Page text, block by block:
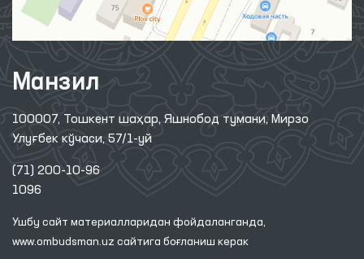
Манзил
100007, Тошкент шаҳар, Яшнобод тумани, Мирзо
Улуғбек кўчаси, 57/1-уй
(71) 200-10-96
1096
Ушбу сайт материалларидан фойдаланганда,
www.ombudsman.uz сайтига боғланиш керак